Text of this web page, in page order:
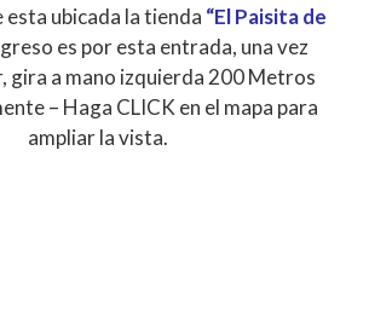
ubicada la tienda “El Paisita de
es por esta entrada, una vez
gira a mano izquierda 200 Metros
– Haga CLICK en el mapa para
ampliar la vista.